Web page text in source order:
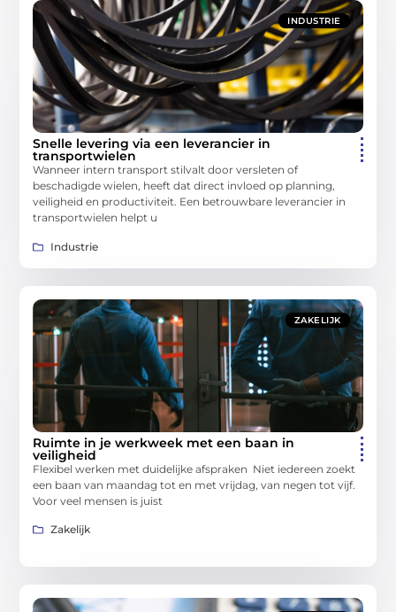
INDUSTRIE
Snelle levering via een leverancier in
transportwielen
Wanneer intern transport stilvalt door versleten of
beschadigde wielen, heeft dat direct invloed op planning,
veiligheid en productiviteit. Een betrouwbare leverancier in
transportwielen helpt u
Industrie
ZAKELIJK
Ruimte in je werkweek met een baan in
veiligheid
Flexibel werken met duidelijke afspraken Niet iedereen zoekt
een baan van maandag tot en met vrijdag, van negen tot vijf.
Voor veel mensen is juist
Zakelijk